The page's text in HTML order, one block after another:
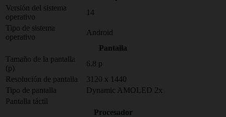
Versión del sistema
operativo
14
Tipo de sistema
operativo
Android
Pantalla
Tamaño de la pantalla
(p)
6.8 p
Resolución de pantalla
3120 x 1440
Tipo de pantalla
Dynamic AMOLED 2x
Pantalla táctil
Procesador